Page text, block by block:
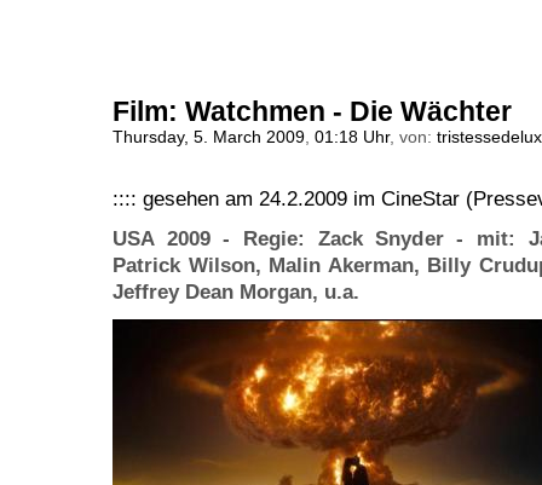
Film: Watchmen - Die Wächter
Thursday, 5. March 2009 01:18 Uhr, von:
:::: gesehen am 24.2.2009 im CineStar
USA 2009 - Regie: Zack Snyder - mit:
Patrick Wilson, Malin Akerman, Billy
Jeffrey Dean Morgan, u.a.